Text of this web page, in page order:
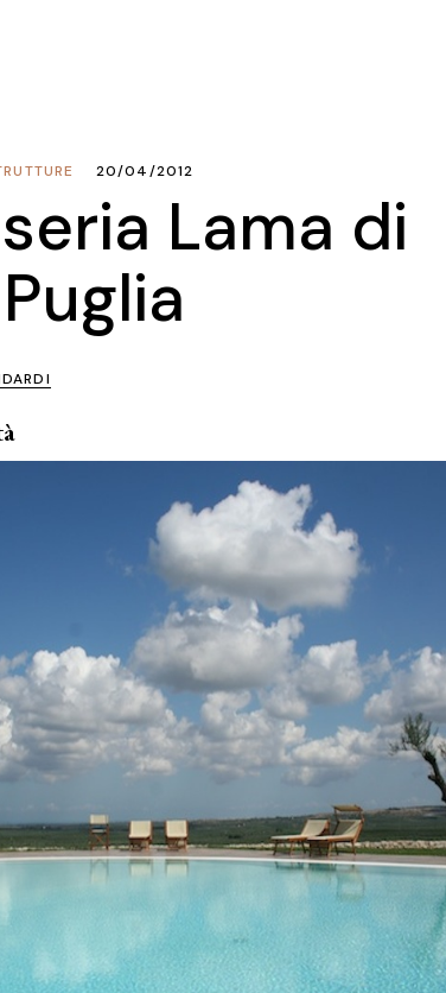
20/04/2012
Lama di